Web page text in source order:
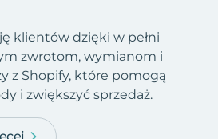
klientów dzięki w pełni
zwrotom, wymianom i
z Shopify, które pomogą
i zwiększyć sprzedaż.